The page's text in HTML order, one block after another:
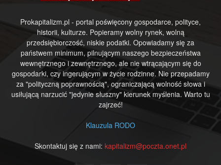
Prokapitalizm.pl - portal poświęcony gospodarce, polityce,
historii, kulturze. Popieramy wolny rynek, wolną
przedsiębiorczość, niskie podatki. Opowiadamy się za
państwem minimum, pilnującym naszego bezpieczeństwa
wewnętrznego i zewnętrznego, ale nie wtrącającym się do
gospodarki, czy ingerującym w życie rodzinne. Nie przepadamy
za "polityczną poprawnością", ograniczającą wolność słowa i
usiłującą narzucić "jedynie słuszny" kierunek myślenia. Warto tu
zajrzeć!
Klauzula RODO
Skontaktuj się z nami: kapitalizm@poczta.onet.pl